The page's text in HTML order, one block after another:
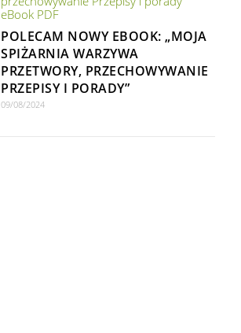
POLECAM NOWY EBOOK: „MOJA
SPIŻARNIA WARZYWA
PRZETWORY, PRZECHOWYWANIE
PRZEPISY I PORADY”
09/08/2024